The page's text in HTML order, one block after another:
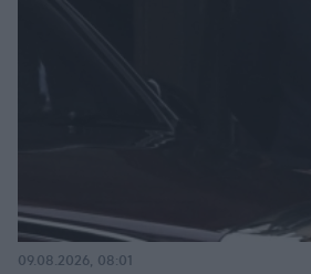
09.08.2026, 08:01